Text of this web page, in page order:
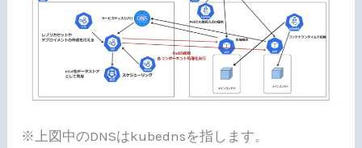
※上図中のDNSはkubednsを指します。